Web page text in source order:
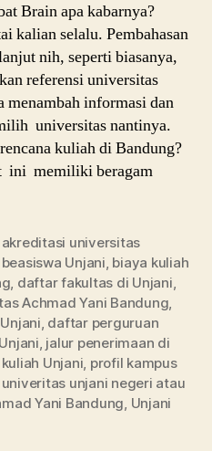
Brain apa kabarnya?
kalian selalu. Pembahasan
nih, seperti biasanya,
referensi universitas
menambah informasi dan
universitas nantinya.
kuliah di Bandung?
ini memiliki beragam
akreditasi universitas
beasiswa Unjani, biaya kuliah
, daftar fakultas di Unjani,
Achmad Yani Bandung,
, daftar perguruan
, jalur penerimaan di
kuliah Unjani, profil kampus
univeritas unjani negeri atau
Yani Bandung, Unjani